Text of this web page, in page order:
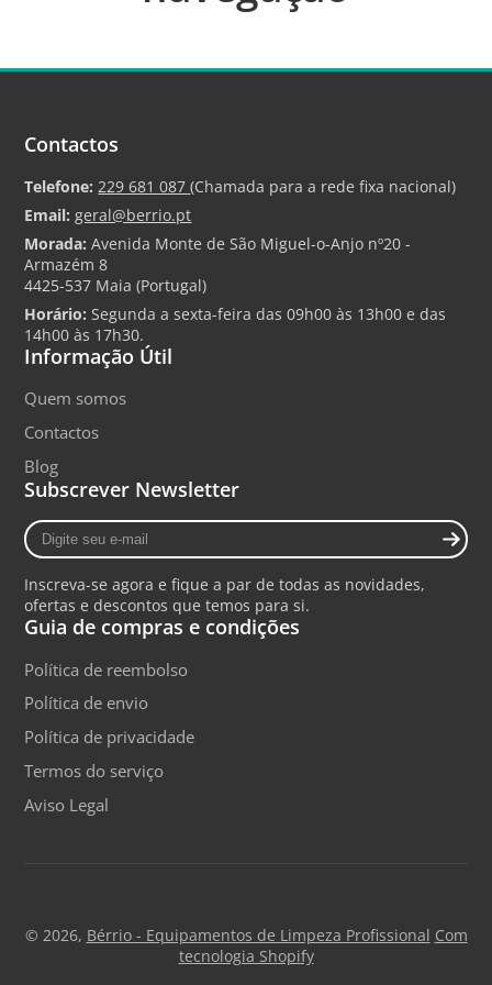
Caudal (litro/minuto): 17 l/min.
Temperatura máxima: 80ºC.
Dimensões (LxHxD): 450mm x 1300 mm x
1/2".
Águas: Duas Águas
Ref: 463048
Fabricado na Europa | 5 Anos de Garantia.
Contactos
Telefone: 229 681 087(Chamada para a rede fixa nacional)
Email: geral@berrio.pt
Morada:Avenida Monte de São Miguel-o-Anjo nº20 -
Armazém 8
4425-537 Maia (Portugal)
Horário:Segunda a sexta-feira das 09h00 às 13h00 e das
14h00 às 17h30.
Informação Útil
Quem somos
Contactos
Blog
Subscrever Newsletter
Digite
seu
mail
Inscreva-se agora e fique a par de todas as novidades,
ofertas e descontos que temos para si.
Guia de compras e condições
Política de reembolso
Política de envio
Política de privacidade
Termos do serviço
Aviso Legal
© 2026, Bérrio - Equipamentos de Limpeza Profissional Com
tecnologia Shopify